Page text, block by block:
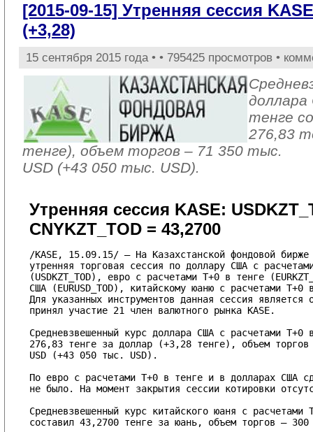
[2015-09-15] Утренняя сессия
(+3,28)
15 сентября 2015 года • • 795425 просмотров •
тенге
276,83
тенге), объем торгов – 71 350 тыс.
USD (+43 050 тыс. USD).
Утренняя сессия KASE:
CNYKZT_TOD = 43,2700
/KASE, 15.09.15/ – На Казахстанской фондовой
утренняя торговая сессия по доллару США с
(USDKZT_TOD), евро с расчетами T+0 в тенге
США (EURUSD_TOD), китайскому юаню с расчетами T+0
Для указанных инструментов данная сессия
принял участие 21 член валютного рынка KASE.
Средневзвешенный курс доллара США с расчетами
276,83 тенге за доллар (+3,28 тенге), объем
USD (+43 050 тыс. USD).
По евро с расчетами T+0 в тенге и в долларах США
не было. На момент закрытия сессии котировки
Средневзвешенный курс китайского юаня с
составил 43,2700 тенге за юань, объем торгов –